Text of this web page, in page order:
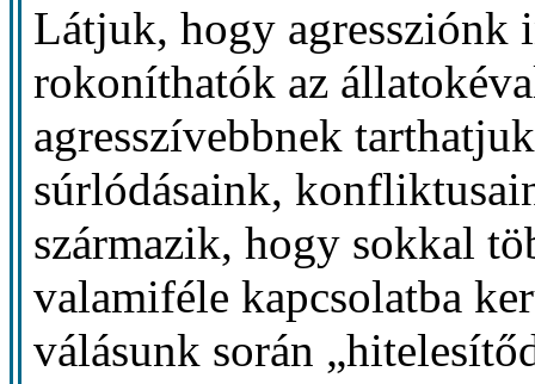
Látjuk, hogy agressziónk
rokoníthatók az
agresszívebbnek
súrlódásaink,
származik, hogy sokkal
valamiféle kapcsolatba
válásunk során